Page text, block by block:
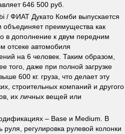
646 500 руб.
/ ФИАТ Дукато Комби выпускается
преимущества как
в дополнение к двум передним
отсеке автомобиля
на 6 человек. Таким образом,
того, даже при полной загрузке
600 кг. груза, что делает эту
строительных компаний и другого
их личных вещей или
– Base и Medium. В
регулировка рулевой колонки